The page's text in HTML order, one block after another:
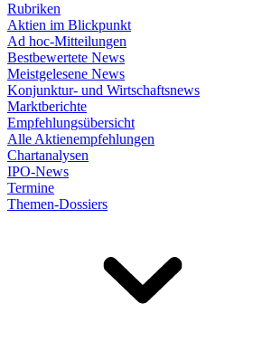
Rubriken
Aktien im Blickpunkt
Ad hoc-Mitteilungen
Bestbewertete News
Meistgelesene News
Konjunktur- und Wirtschaftsnews
Marktberichte
Empfehlungsübersicht
Alle Aktienempfehlungen
Chartanalysen
IPO-News
Termine
Themen-Dossiers